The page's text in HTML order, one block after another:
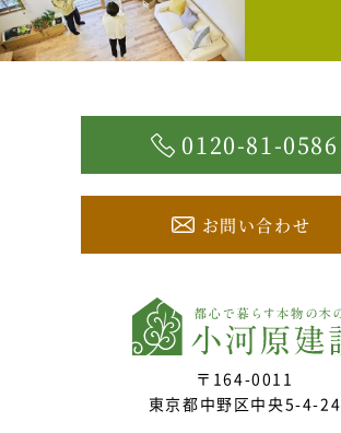
0120-81-0586
お問い合わせ
〒164-0011
東京都中野区中央5-4-24